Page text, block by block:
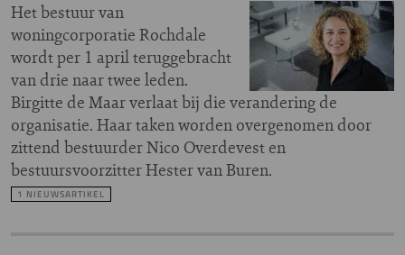
Het bestuur van
woningcorporatie Rochdale
wordt per 1 april teruggebracht
van drie naar twee leden.
Birgitte de Maar verlaat bij die verandering de
organisatie. Haar taken worden overgenomen door
zittend bestuurder Nico Overdevest en
bestuursvoorzitter Hester van Buren.
1 NIEUWSARTIKEL